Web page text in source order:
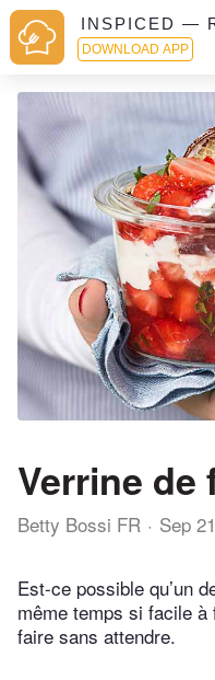
INSPICED —
DOWNLOAD APP
Verrine de
Betty Bossi FR Sep
Est-ce possible qu’un
même temps si facile à
faire sans attendre.